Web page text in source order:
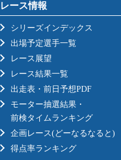
レース情報
シリーズインデックス
出場予定選手一覧
レース展望
レース結果一覧
出走表・前日予想PDF
モーター抽選結果・
前検タイムランキング
企画レース(どーなるなると)
得点率ランキング